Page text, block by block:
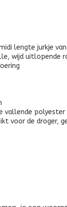
lengte jurkje
wijd uitlopende
vallende polyester
voor de droger,